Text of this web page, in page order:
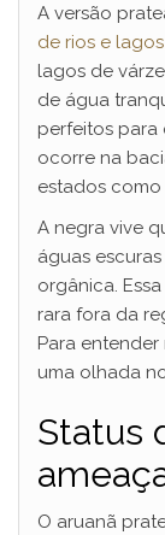
A versão
de rios e
lagos de
de água
perfeitos para
ocorre na
estados como
A negra vive
águas
orgânica.
rara fora da
Para
uma olhada
Status
O aruanã